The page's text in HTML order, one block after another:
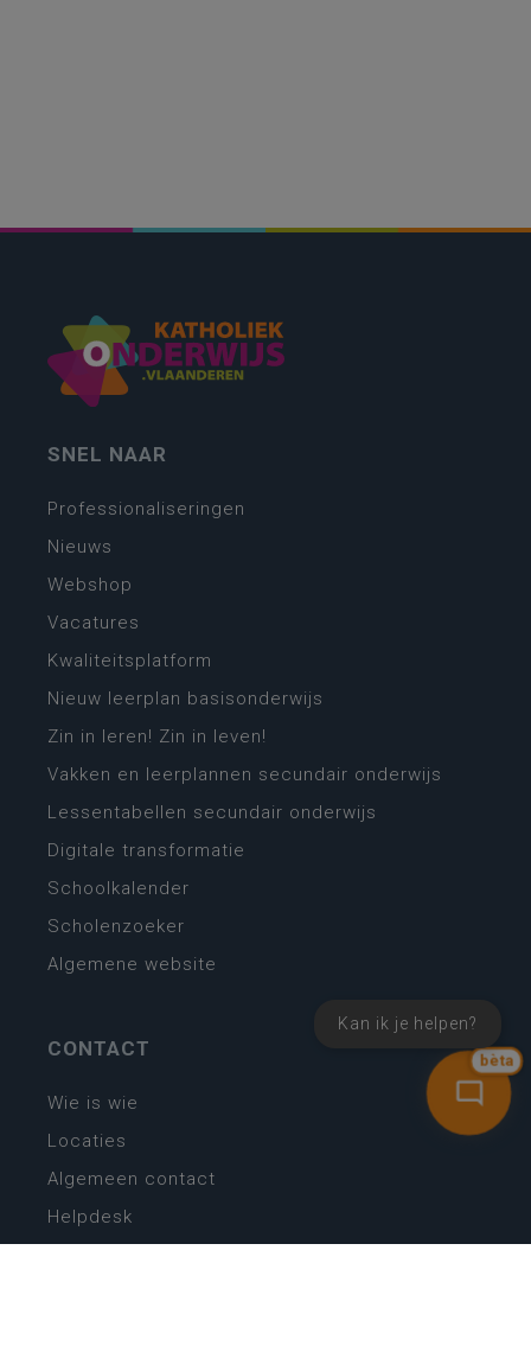
bèta
Kan ik je helpen?
SNEL NAAR
Professionaliseringen
Nieuws
Webshop
Vacatures
Kwaliteitsplatform
Nieuw leerplan basisonderwijs
Zin in leren! Zin in leven!
Vakken en leerplannen secundair onderwijs
Lessentabellen secundair onderwijs
Digitale transformatie
Schoolkalender
Scholenzoeker
Algemene website
CONTACT
Wie is wie
Locaties
Algemeen contact
Helpdesk